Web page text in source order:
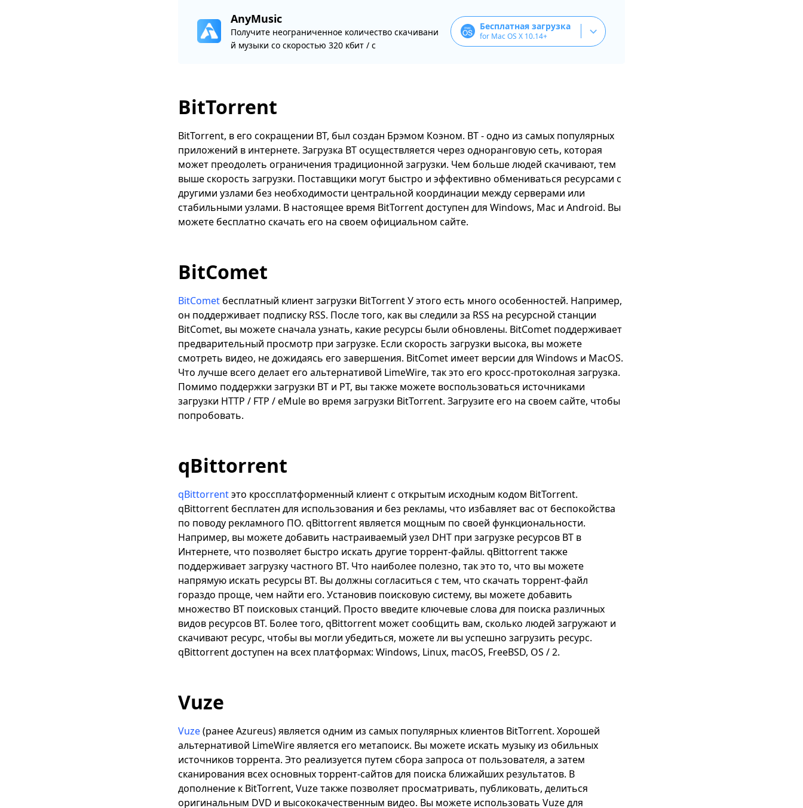
AnyMusic
Получите неограниченное количество скачивани
й музыки со скоростью 320 кбит / с
Бесплатная загрузка
for Mac OS X 10.14+
BitTorrent
BitTorrent, в его сокращении BT, был создан Брэмом Коэном. BT - одно из самых популярных
приложений в интернете. Загрузка BT осуществляется через одноранговую сеть, которая
может преодолеть ограничения традиционной загрузки. Чем больше людей скачивают, тем
выше скорость загрузки. Поставщики могут быстро и эффективно обмениваться ресурсами с
другими узлами без необходимости центральной координации между серверами или
стабильными узлами. В настоящее время BitTorrent доступен для Windows, Mac и Android. Вы
можете бесплатно скачать его на своем официальном сайте.
BitComet
BitComet бесплатный клиент загрузки BitTorrent У этого есть много особенностей. Например,
он поддерживает подписку RSS. После того, как вы следили за RSS на ресурсной станции
BitComet, вы можете сначала узнать, какие ресурсы были обновлены. BitComet поддерживает
предварительный просмотр при загрузке. Если скорость загрузки высока, вы можете
смотреть видео, не дожидаясь его завершения. BitComet имеет версии для Windows и MacOS.
Что лучше всего делает его альтернативой LimeWire, так это его кросс-протоколная загрузка.
Помимо поддержки загрузки BT и PT, вы также можете воспользоваться источниками
загрузки HTTP / FTP / eMule во время загрузки BitTorrent. Загрузите его на своем сайте, чтобы
попробовать.
qBittorrent
qBittorrentэто кроссплатформенный клиент с открытым исходным кодом BitTorrent.
qBittorrent бесплатен для использования и без рекламы, что избавляет вас от беспокойства
по поводу рекламного ПО. qBittorrent является мощным по своей функциональности.
Например, вы можете добавить настраиваемый узел DHT при загрузке ресурсов BT в
Интернете, что позволяет быстро искать другие торрент-файлы. qBittorrent также
поддерживает загрузку частного BT. Что наиболее полезно, так это то, что вы можете
напрямую искать ресурсы BT. Вы должны согласиться с тем, что скачать торрент-файл
гораздо проще, чем найти его. Установив поисковую систему, вы можете добавить
множество BT поисковых станций. Просто введите ключевые слова для поиска различных
видов ресурсов BT. Более того, qBittorrent может сообщить вам, сколько людей загружают и
скачивают ресурс, чтобы вы могли убедиться, можете ли вы успешно загрузить ресурс.
qBittorrent доступен на всех платформах: Windows, Linux, macOS, FreeBSD, OS / 2.
Vuze
Vuze(ранее Azureus) является одним из самых популярных клиентов BitTorrent. Хорошей
альтернативой LimeWire является его метапоиск. Вы можете искать музыку из обильных
источников торрента. Это реализуется путем сбора запроса от пользователя, а затем
сканирования всех основных торрент-сайтов для поиска ближайших результатов. В
дополнение к BitTorrent, Vuze также позволяет просматривать, публиковать, делиться
оригинальным DVD и высококачественным видео. Вы можете использовать Vuze для